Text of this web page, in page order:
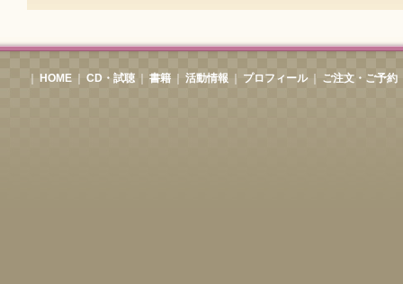
HOME CD・試聴 書籍 活動情報 プロフィール ご注文・ご予約